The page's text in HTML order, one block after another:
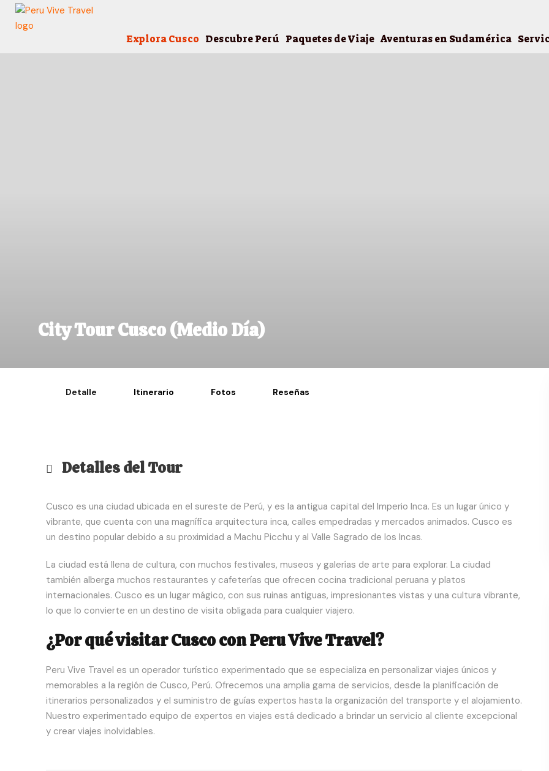
Explora Cusco Descubre Perú Paquetes de Viaje Aventuras en Sudamérica
City Tour Cusco (Medio Día)
Detalle Itinerario Fotos Reseñas
Detalles del Tour
Cusco es una ciudad ubicada en el sureste de Perú, y es la antigua capital del Imperio Inca. Es un lugar único y
vibrante, que cuenta con una magnífica arquitectura inca, calles empedradas y mercados animados. Cusco es
un destino popular debido a su proximidad a Machu Picchu y al Valle Sagrado de los Incas.
La ciudad está llena de cultura, con muchos festivales, museos y galerías de arte para explorar. La ciudad
también alberga muchos restaurantes y cafeterías que ofrecen cocina tradicional peruana y platos
internacionales. Cusco es un lugar mágico, con sus ruinas antiguas, impresionantes vistas y una cultura vibrante,
lo que lo convierte en un destino de visita obligada para cualquier viajero.
¿Por qué visitar Cusco con Peru Vive Travel?
Peru Vive Travel es un operador turístico experimentado que se especializa en personalizar viajes únicos y
memorables a la región de Cusco, Perú. Ofrecemos una amplia gama de servicios, desde la planificación de
itinerarios personalizados y el suministro de guías expertos hasta la organización del transporte y el alojamiento.
Nuestro experimentado equipo de expertos en viajes está dedicado a brindar un servicio al cliente excepcional
y crear viajes inolvidables.